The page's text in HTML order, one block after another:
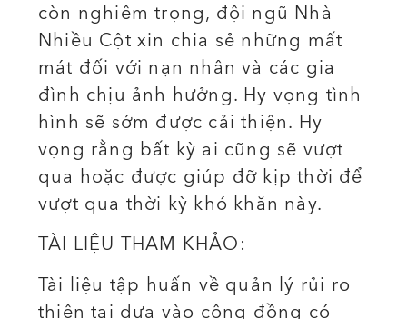
còn nghiêm trọng, đội ngũ Nhà
Nhiều Cột xin chia sẻ những mất
mát đối với nạn nhân và các gia
đình chịu ảnh hưởng. Hy vọng tình
hình sẽ sớm được cải thiện. Hy
vọng rằng bất kỳ ai cũng sẽ vượt
qua hoặc được giúp đỡ kịp thời để
vượt qua thời kỳ khó khăn này.
TÀI LIỆU THAM KHẢO:
Tài liệu tập huấn về quản lý rủi ro
thiên tai dựa vào cộng đồng có